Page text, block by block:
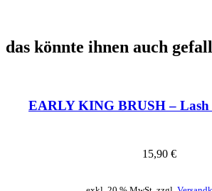
das könnte ihnen auch
EARLY KING BRUSH –
15,90 €